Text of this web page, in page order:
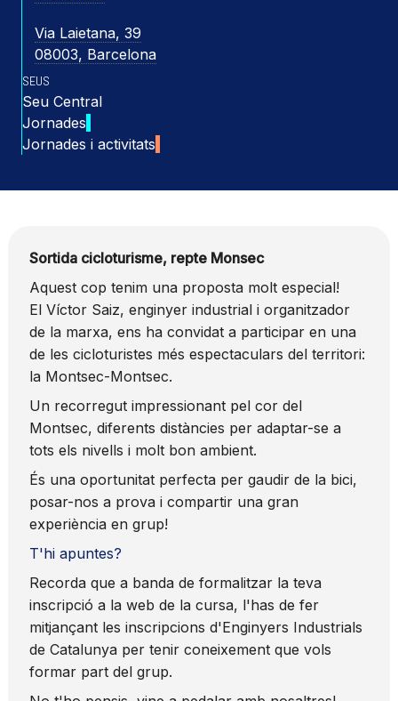
Via Laietana, 39
08003, Barcelona
SEUS
Seu Central
Jornades
Jornades i activitats
Sortida cicloturisme, repte Monsec
Aquest cop tenim una proposta molt especial!
El Víctor Saiz, enginyer industrial i organitzador
de la marxa, ens ha convidat a participar en una
de les cicloturistes més espectaculars del territori:
la Montsec-Montsec.
Un recorregut impressionant pel cor del
Montsec, diferents distàncies per adaptar-se a
tots els nivells i molt bon ambient.
És una oportunitat perfecta per gaudir de la bici,
posar-nos a prova i compartir una gran
experiència en grup!
T'hi apuntes?
Recorda que a banda de formalitzar la teva
inscripció a la web de la cursa, l'has de fer
mitjançant les inscripcions d'Enginyers Industrials
de Catalunya per tenir coneixement que vols
formar part del grup.